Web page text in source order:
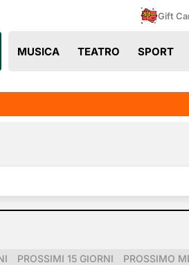
Gift
MUSICA TEATRO SPORT
PROSSIMI 15 GIORNI PROSSIMO